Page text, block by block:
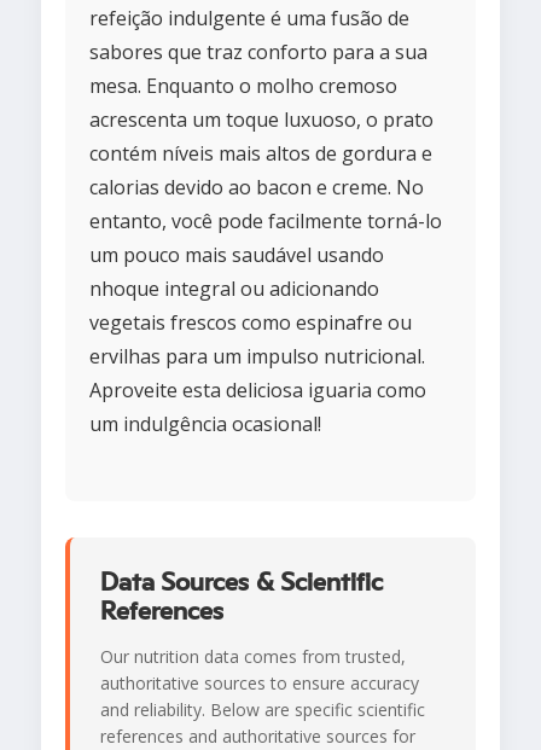
refeição indulgente é uma fusão de
sabores que traz conforto para a sua
mesa. Enquanto o molho cremoso
acrescenta um toque luxuoso, o prato
contém níveis mais altos de gordura e
calorias devido ao bacon e creme. No
entanto, você pode facilmente torná-lo
um pouco mais saudável usando
nhoque integral ou adicionando
vegetais frescos como espinafre ou
ervilhas para um impulso nutricional.
Aproveite esta deliciosa iguaria como
um indulgência ocasional!
Data Sources & Scientific
References
Our nutrition data comes from trusted,
authoritative sources to ensure accuracy
and reliability. Below are specific scientific
references and authoritative sources for